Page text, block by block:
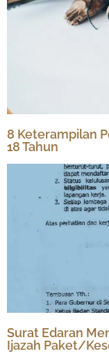
8 Keterampilan
18 Tahun
Surat Edaran
Ijazah Paket/